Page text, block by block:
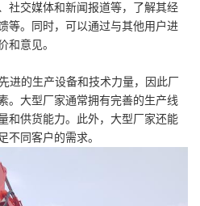
社交媒体和新闻报道等，了解其经
等。同时，可以通过与其他用户进
和意见。
进的生产设备和技术力量，因此厂
。大型厂家通常拥有完善的生产线
和供货能力。此外，大型厂家还能
不同客户的需求。